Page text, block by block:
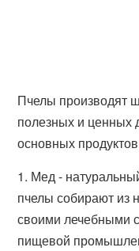
Пчелы производят
полезных и ценных
основных
1. Мед -
пчелы собирают из
своими лечебными
пищевой